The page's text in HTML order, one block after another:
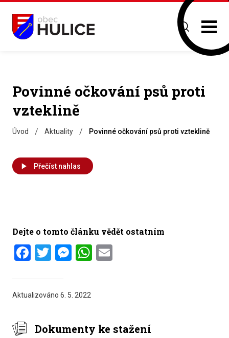
Povinné očkování psů proti
vzteklině
Úvod / Aktuality / Povinné očkování psů proti vzteklině
Přečíst nahlas
Dejte o tomto článku vědět ostatním
Facebook
Twitter
Messenger
WhatsApp
Aktualizováno 6. 5. 2022
Dokumenty ke stažení